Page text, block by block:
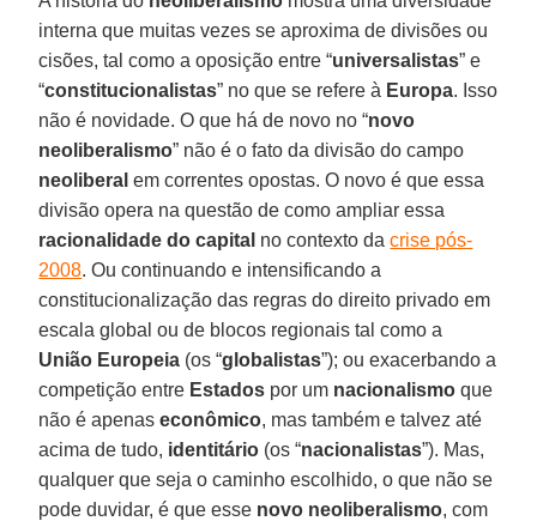
interna que muitas vezes se aproxima de divisões ou
cisões, tal como a oposição entre “universalistas” e
“constitucionalistas” no que se refere à Europa. Isso
não é novidade. O que há de novo no “novo
neoliberalismo” não é o fato da divisão do campo
neoliberal em correntes opostas. O novo é que essa
divisão opera na questão de como ampliar essa
racionalidade do capital no contexto dacrise pós-
2008. Ou continuando e intensificando a
constitucionalização das regras do direito privado em
escala global ou de blocos regionais tal como a
União Europeia (os “globalistas”); ou exacerbando a
competição entre Estados por um nacionalismo que
não é apenaseconômico, mas também e talvez até
acima de tudo, identitário (os “nacionalistas”). Mas,
qualquer que seja o caminho escolhido, o que não se
pode duvidar, é que esse novo neoliberalismo, com